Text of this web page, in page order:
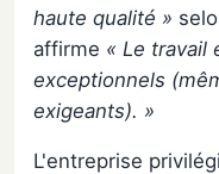
haute qualité »
affirme « Le travail
exceptionnels
exigeants). »
L'entreprise